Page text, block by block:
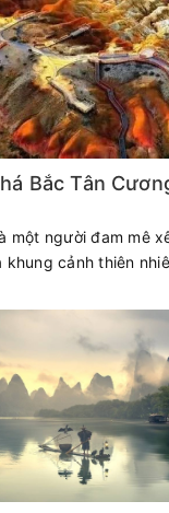
Bắc Tân
một người đam mê
khung cảnh thiên